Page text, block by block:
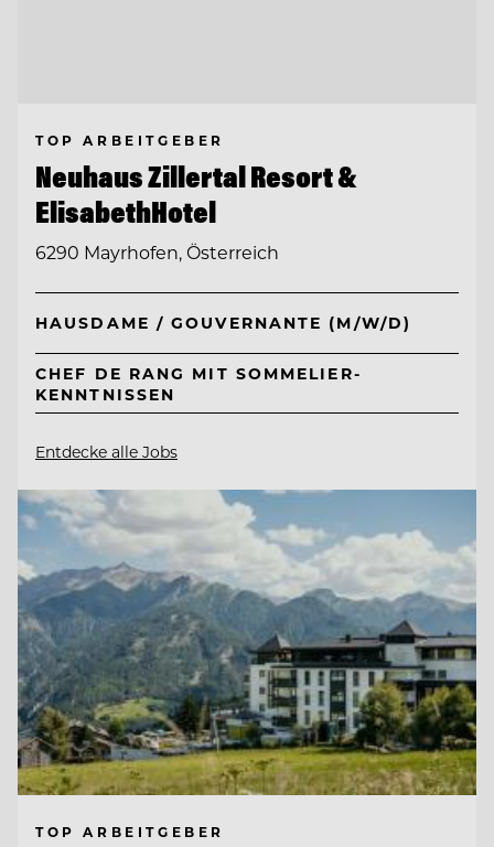
TOP ARBEITGEBER
Neuhaus Zillertal Resort &
ElisabethHotel
6290 Mayrhofen, Österreich
HAUSDAME / GOUVERNANTE (M/W/D)
CHEF DE RANG MIT SOMMELIER-
KENNTNISSEN
Entdecke alle Jobs
TOP ARBEITGEBER